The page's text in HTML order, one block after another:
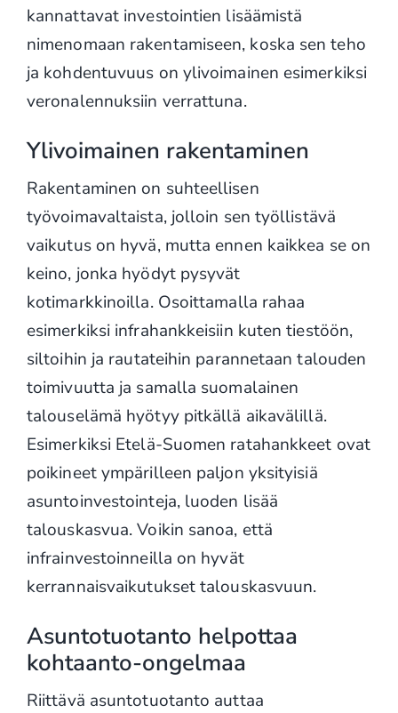
kannattavat investointien lisäämistä
nimenomaan rakentamiseen, koska sen teho
ja kohdentuvuus on ylivoimainen esimerkiksi
veronalennuksiin verrattuna.
Ylivoimainen rakentaminen
Rakentaminen on suhteellisen
työvoimavaltaista, jolloin sen työllistävä
vaikutus on hyvä, mutta ennen kaikkea se on
keino, jonka hyödyt pysyvät
kotimarkkinoilla. Osoittamalla rahaa
esimerkiksi infrahankkeisiin kuten tiestöön,
siltoihin ja rautateihin parannetaan talouden
toimivuutta ja samalla suomalainen
talouselämä hyötyy pitkällä aikavälillä.
Esimerkiksi Etelä-Suomen ratahankkeet ovat
poikineet ympärilleen paljon yksityisiä
asuntoinvestointeja, luoden lisää
talouskasvua. Voikin sanoa, että
infrainvestoinneilla on hyvät
kerrannaisvaikutukset talouskasvuun.
Asuntotuotanto helpottaa
kohtaanto-ongelmaa
Riittävä asuntotuotanto auttaa